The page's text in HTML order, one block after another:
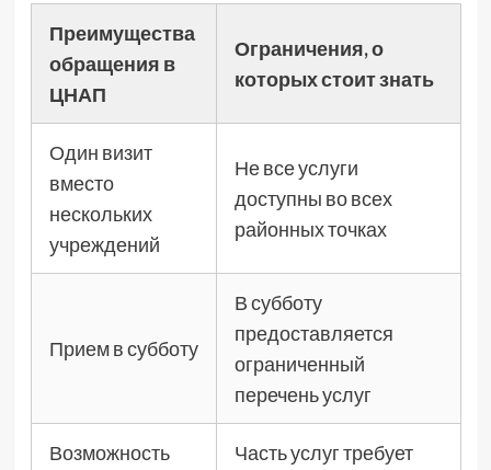
Преимущества
обращения в
ЦНАП
Ограничения, о
которых стоит знать
Один визит
вместо
нескольких
учреждений
Не все услуги
доступны во всех
районных точках
Прием в субботу
В субботу
предоставляется
ограниченный
перечень услуг
Возможность
Часть услуг требует